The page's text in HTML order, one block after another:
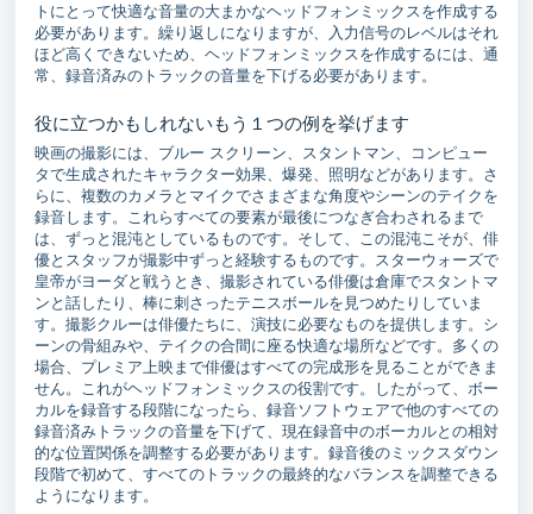
トにとって快適な音量の大まかなヘッドフォンミックスを作成する
必要があります。繰り返しになりますが、入力信号のレベルはそれ
ほど高くできないため、ヘッドフォンミックスを作成するには、通
常、録音済みのトラックの音量を下げる必要があります。
役に立つかもしれないもう１つの例を挙げます
映画の撮影には、ブルー スクリーン、スタントマン、コンピュー
タで生成されたキャラクター効果、爆発、照明などがあります。さ
らに、複数のカメラとマイクでさまざまな角度やシーンのテイクを
録音します。これらすべての要素が最後につなぎ合わされるまで
は、ずっと混沌としているものです。そして、この混沌こそが、俳
優とスタッフが撮影中ずっと経験するものです。スターウォーズで
皇帝がヨーダと戦うとき、撮影されている俳優は倉庫でスタントマ
ンと話したり、棒に刺さったテニスボールを見つめたりしていま
す。撮影クルーは俳優たちに、演技に必要なものを提供します。シ
ーンの骨組みや、テイクの合間に座る快適な場所などです。多くの
場合、プレミア上映まで俳優はすべての完成形を見ることができま
せん。これがヘッドフォンミックスの役割です。したがって、ボー
カルを録音する段階になったら、録音ソフトウェアで他のすべての
録音済みトラックの音量を下げて、現在録音中のボーカルとの相対
的な位置関係を調整する必要があります。録音後のミックスダウン
段階で初めて、すべてのトラックの最終的なバランスを調整できる
ようになります。